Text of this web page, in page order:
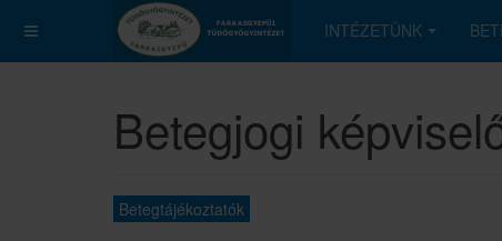
INTÉZETÜNK
Betegjogi
Betegtájékoztatók